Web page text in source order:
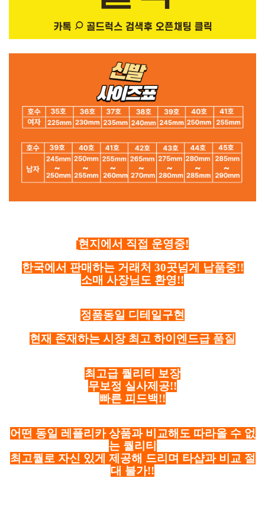
현지에서 직접 운영중!
한국에서 판매하는 거래처 30곳넘게 납품중!!
소매 사장님도 환영!!
정품동일 디테일구현
현재 존재하는 시장 최고 하이엔드급 품질
최고급 퀄리티 보장
무보정 실사제공!!
빠른 피드백!!
어떤 동일 레플리카 상품과 비교해도 따라올 수 없
는 퀄리티
최고퀄로 자신 있게 제공해 드리며 타샵과 비교 절
대 불가!!